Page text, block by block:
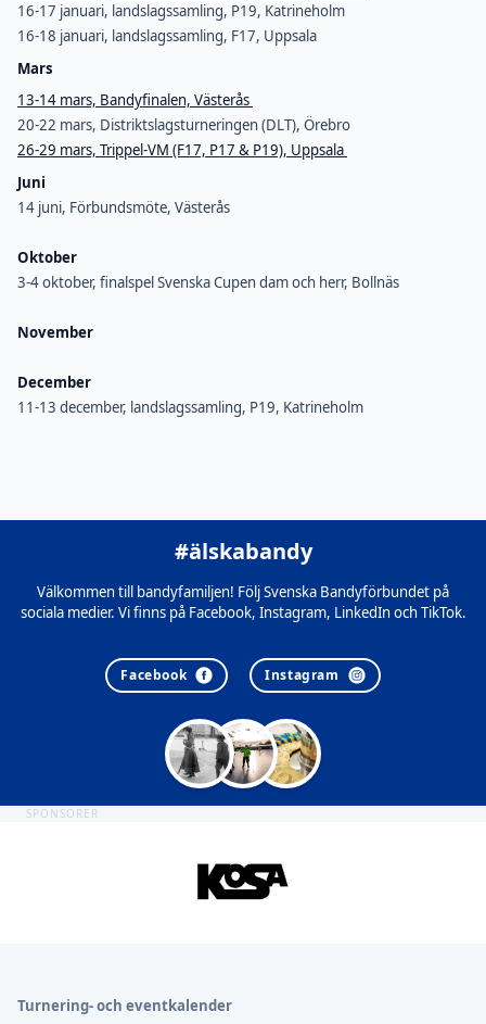
16-17 januari, landslagssamling, P19, Katrineholm
16-18 januari, landslagssamling, F17, Uppsala
Mars
13-14 mars, Bandyfinalen, Västerås
20-22 mars, Distriktslagsturneringen (DLT), Örebro
26-29 mars, Trippel-VM (F17, P17 & P19), Uppsala
Juni
14 juni, Förbundsmöte, Västerås
Oktober
3-4 oktober, finalspel Svenska Cupen dam och herr, Bollnäs
November
December
11-13 december, landslagssamling, P19, Katrineholm
#älskabandy
Välkommen till bandyfamiljen! Följ Svenska Bandyförbundet på
sociala medier. Vi finns på Facebook, Instagram, LinkedIn och TikTok.
Facebook Instagram
SPONSORER
Turnering- och eventkalender